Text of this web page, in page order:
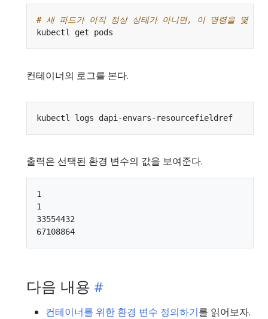
# 새 파드가 아직 정상 상태가 아니면, 이 명령을 몇 번
컨테이너의 로그를 본다.
출력은 선택된 환경 변수의 값을 보여준다.
1
1
33554432
다음 내용
컨테이너를 위한 환경 변수 정의하기를 읽어보자.